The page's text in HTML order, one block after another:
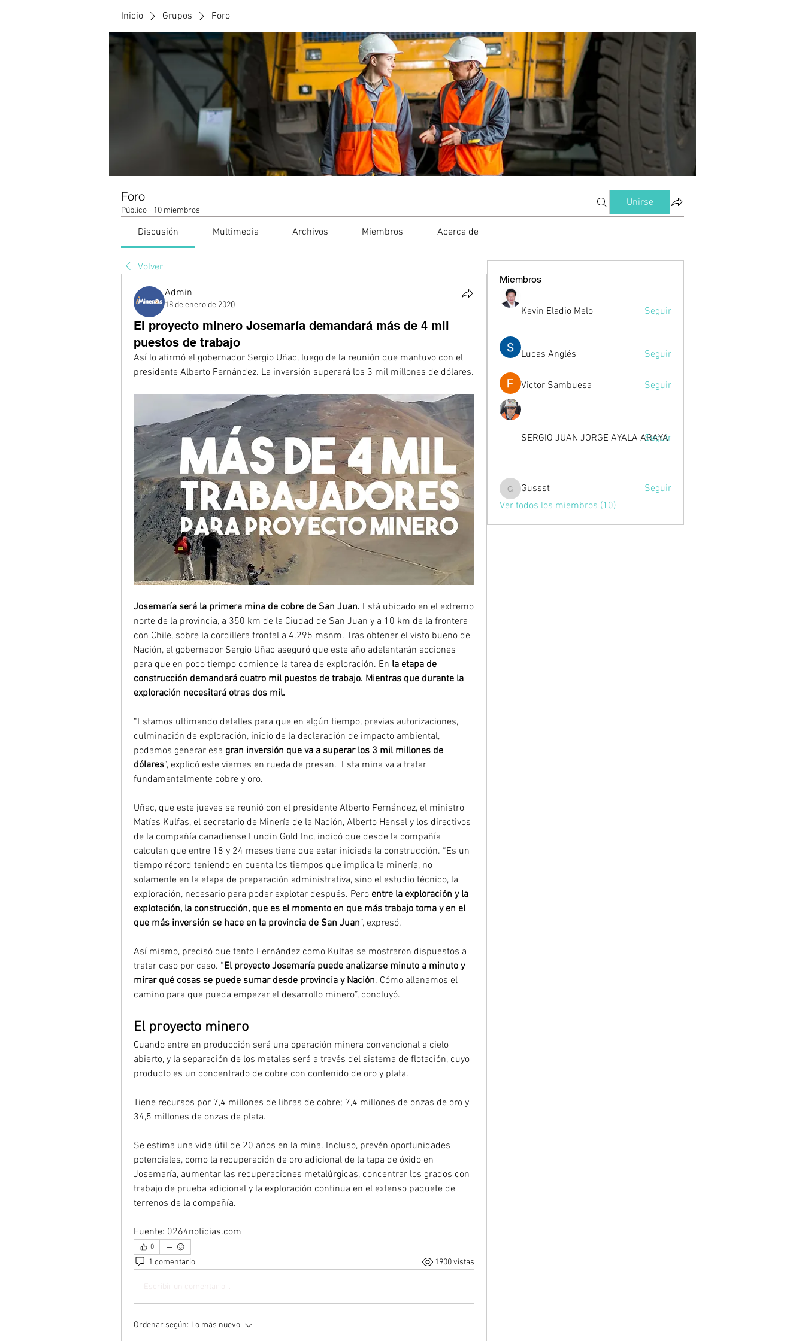
Inicio Grupos Foro
Foro
Público · 10 miembros
Unirse
Discusión Multimedia Archivos Miembros Acerca de
Volver
Admin
18 de enero de 2020
El proyecto minero Josemaría demandará más de 4 mil
puestos de trabajo
Así lo afirmó el gobernador Sergio Uñac, luego de la reunión que mantuvo con el
presidente Alberto Fernández. La inversión superará los 3 mil millones de dólares.
Josemaría será la primera mina de cobre de San Juan. Está ubicado en el extremo
norte de la provincia, a 350 km de la Ciudad de San Juan y a 10 km de la frontera
con Chile, sobre la cordillera frontal a 4.295 msnm. Tras obtener el visto bueno de
Nación, el gobernador Sergio Uñac aseguró que este año adelantarán acciones
para que en poco tiempo comience la tarea de exploración. En la etapa de
construcción demandará cuatro mil puestos de trabajo. Mientras que durante la
exploración necesitará otras dos mil.
“Estamos ultimando detalles para que en algún tiempo, previas autorizaciones,
culminación de exploración, inicio de la declaración de impacto ambiental,
podamos generar esa gran inversión que va a superar los 3 mil millones de
dólares”, explicó este viernes en rueda de presan.  Esta mina va a tratar
fundamentalmente cobre y oro.
Uñac, que este jueves se reunió con el presidente Alberto Fernández, el ministro
Matías Kulfas, el secretario de Minería de la Nación, Alberto Hensel y los directivos
de la compañía canadiense Lundin Gold Inc, indicó que desde la compañía
calculan que entre 18 y 24 meses tiene que estar iniciada la construcción. “Es un
tiempo récord teniendo en cuenta los tiempos que implica la minería, no
solamente en la etapa de preparación administrativa, sino el estudio técnico, la
exploración, necesario para poder explotar después. Pero entre la exploración y la
explotación, la construcción, que es el momento en que más trabajo toma y en el
que más inversión se hace en la provincia de San Juan”, expresó.
Así mismo, precisó que tanto Fernández como Kulfas se mostraron dispuestos a
tratar caso por caso. “El proyecto Josemaría puede analizarse minuto a minuto y
mirar qué cosas se puede sumar desde provincia y Nación. Cómo allanamos el
camino para que pueda empezar el desarrollo minero”, concluyó.
El proyecto minero
Cuando entre en producción será una operación minera convencional a cielo
abierto, y la separación de los metales será a través del sistema de flotación, cuyo
producto es un concentrado de cobre con contenido de oro y plata.
Tiene recursos por 7,4 millones de libras de cobre; 7,4 millones de onzas de oro y
34,5 millones de onzas de plata.
Se estima una vida útil de 20 años en la mina. Incluso, prevén oportunidades
potenciales, como la recuperación de oro adicional de la tapa de óxido en
Josemaría, aumentar las recuperaciones metalúrgicas, concentrar los grados con
trabajo de prueba adicional y la exploración continua en el extenso paquete de
terrenos de la compañía.
Fuente: 0264noticias.com
0
1 comentario 1900 vistas
Escribir un comentario...
Ordenar según: Lo más nuevo
Miembros
Kevin Eladio Melo Seguir
Lucas Anglés Seguir
Victor Sambuesa Seguir
SERGIO JUAN JORGE AYALA ARAYA
Seguir
Gussst
Gussst
Seguir
Ver todos los miembros (10)